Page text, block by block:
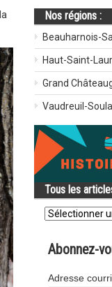
Nos régions :
Beauharnois-
Haut-Saint-
Grand
Vaudreuil-
Tous les
Tous
les
d’INFOSuroit
Abonnez-
Adresse